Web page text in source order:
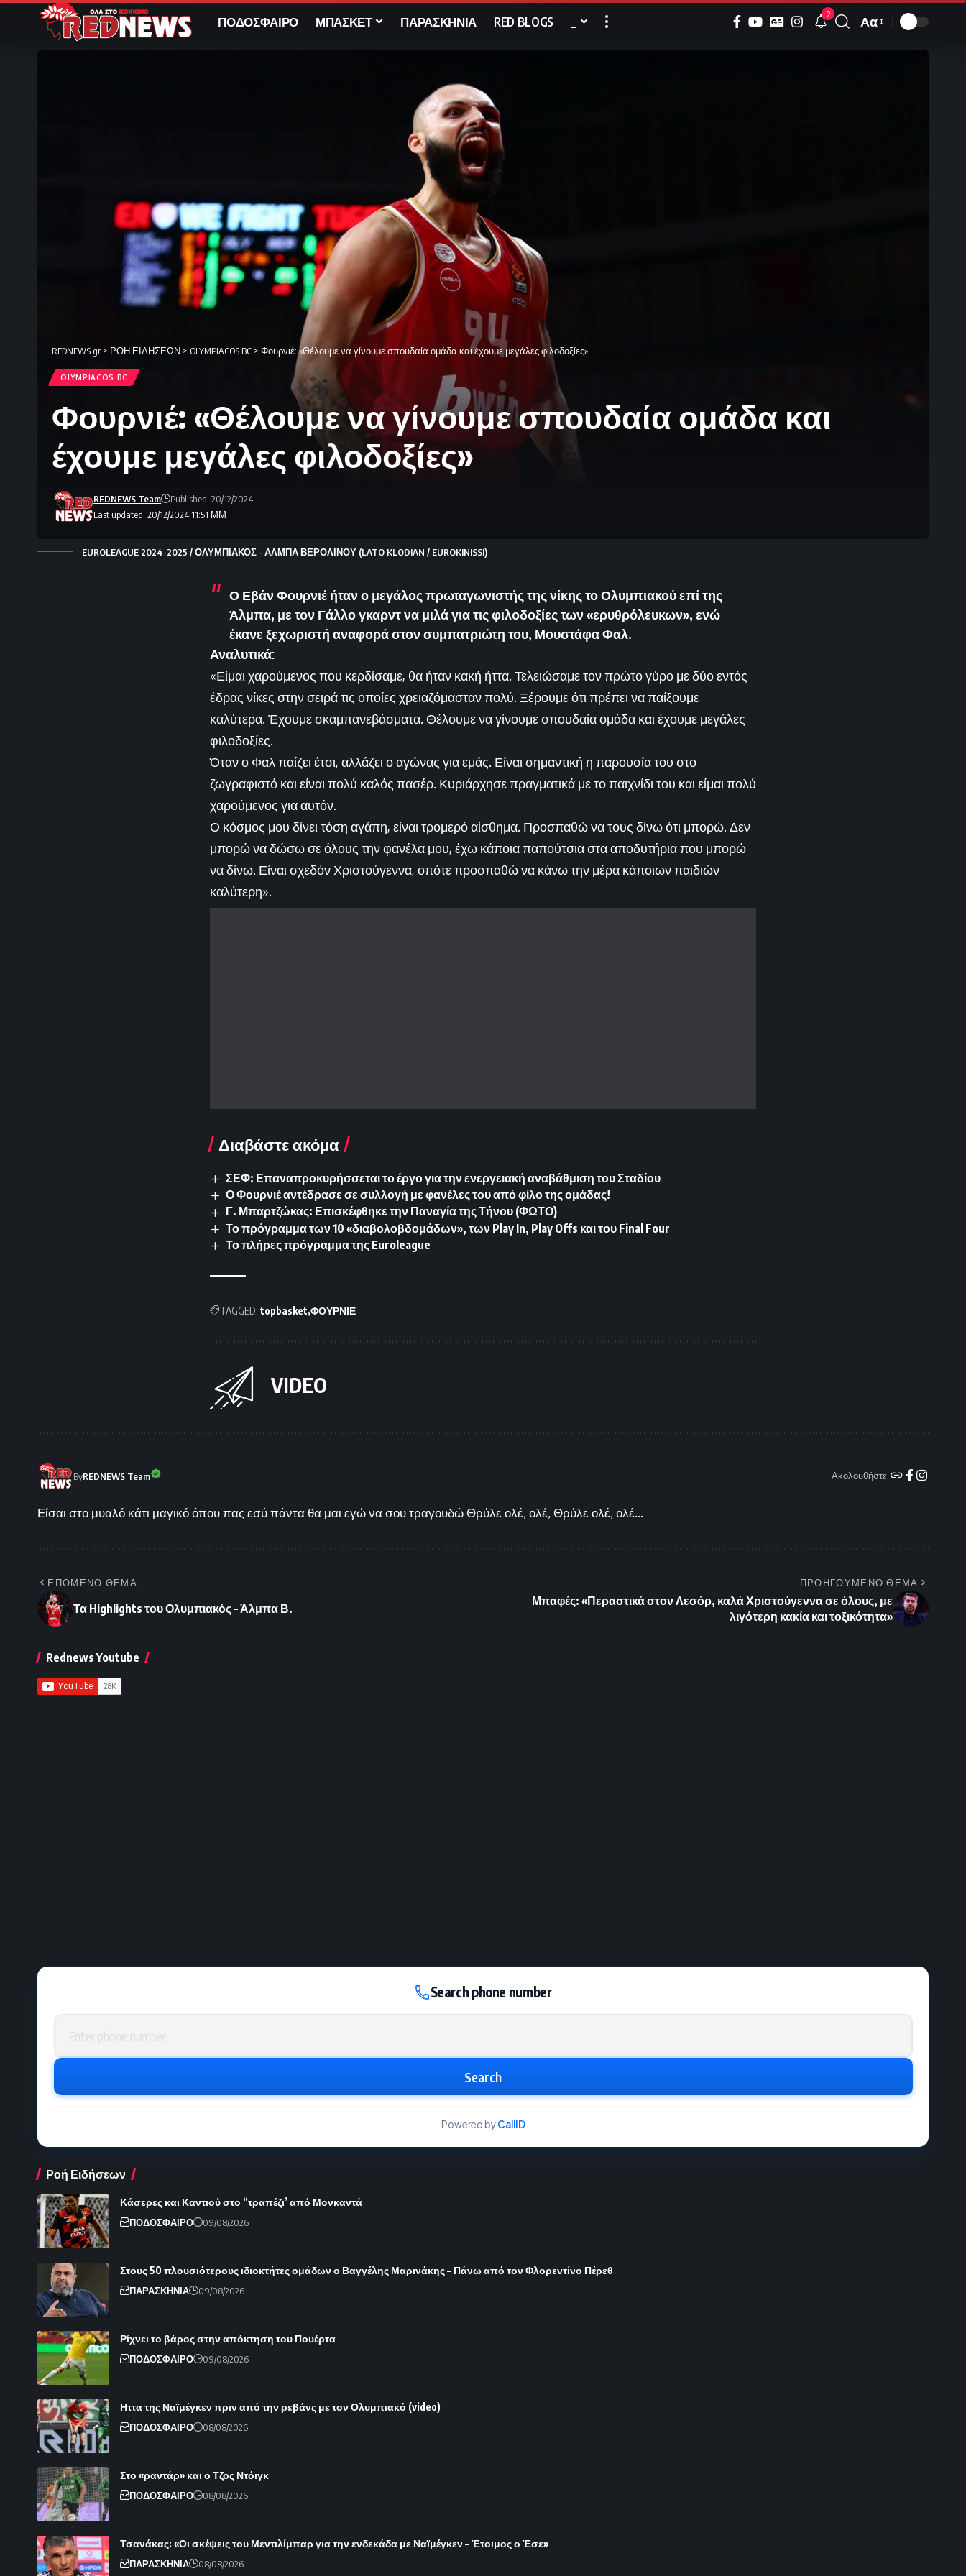
ΠΟΔΟΣΦΑΙΡΟ ΜΠΑΣΚΕΤ ΠΑΡΑΣΚΗΝΙΑ RED BLOGS 9
Font
Αα
REDNEWS.gr > ΡΟΗ ΕΙΔΗΣΕΩΝ > OLYMPIACOS BC > Φουρνιέ: «Θέλουμε να γίνουμε σπουδαία ομάδα και έχουμε μεγάλες φιλοδοξίες»
OLYMPIACOS BC
Φουρνιέ: «Θέλουμε να γίνουμε σπουδαία ομάδα και
έχουμε μεγάλες φιλοδοξίες»
Last updated: 20/12/2024 11:51 ΜΜ
REDNEWS Team Published: 20/12/2024
EUROLEAGUE 2024-2025 / ΟΛΥΜΠΙΑΚΟΣ - ΑΛΜΠΑ ΒΕΡΟΛΙΝΟΥ (LATO KLODIAN / EUROKINISSI)
Ο Εβάν Φουρνιέ ήταν ο μεγάλος πρωταγωνιστής της νίκης το Ολυμπιακού επί της
Άλμπα, με τον Γάλλο γκαρντ να μιλά για τις φιλοδοξίες των «ερυθρόλευκων», ενώ
έκανε ξεχωριστή αναφορά στον συμπατριώτη του, Μουστάφα Φαλ.
Αναλυτικά:
«Είμαι χαρούμενος που κερδίσαμε, θα ήταν κακή ήττα. Τελειώσαμε τον πρώτο γύρο με δύο εντός
έδρας νίκες στην σειρά τις οποίες χρειαζόμασταν πολύ. Ξέρουμε ότι πρέπει να παίξουμε
καλύτερα. Έχουμε σκαμπανεβάσματα. Θέλουμε να γίνουμε σπουδαία ομάδα και έχουμε μεγάλες
φιλοδοξίες.
Όταν ο Φαλ παίζει έτσι, αλλάζει ο αγώνας για εμάς. Είναι σημαντική η παρουσία του στο
ζωγραφιστό και είναι πολύ καλός πασέρ. Κυριάρχησε πραγματικά με το παιχνίδι του και είμαι πολύ
χαρούμενος για αυτόν.
Ο κόσμος μου δίνει τόση αγάπη, είναι τρομερό αίσθημα. Προσπαθώ να τους δίνω ότι μπορώ. Δεν
μπορώ να δώσω σε όλους την φανέλα μου, έχω κάποια παπούτσια στα αποδυτήρια που μπορώ
να δίνω. Είναι σχεδόν Χριστούγεννα, οπότε προσπαθώ να κάνω την μέρα κάποιων παιδιών
καλύτερη».
Διαβάστε ακόμα
ΣΕΦ: Επαναπροκυρήσσεται το έργο για την ενεργειακή αναβάθμιση του Σταδίου
Ο Φουρνιέ αντέδρασε σε συλλογή με φανέλες του από φίλο της ομάδας!
Γ. Μπαρτζώκας: Επισκέφθηκε την Παναγία της Τήνου (ΦΩΤΟ)
Το πρόγραμμα των 10 «διαβολοβδομάδων», των Play In, Play Offs και του Final Four
Το πλήρες πρόγραμμα της Euroleague
TAGGED: topbasket ΦΟΥΡΝΙΕ
VIDEO
ByREDNEWS Team Ακολουθήστε:
Είσαι στο μυαλό κάτι μαγικό όπου πας εσύ πάντα θα μαι εγώ να σου τραγουδώ Θρύλε ολέ, ολέ, Θρύλε ολέ, ολέ...
ΕΠΟΜΕΝΟ ΘΕΜΑ
Τα Highlights του Ολυμπιακός – Άλμπα Β.
ΠΡΟΗΓΟΥΜΕΝΟ ΘΕΜΑ
Μπαφές: «Περαστικά στον Λεσόρ, καλά Χριστούγεννα σε όλους, με
λιγότερη κακία και τοξικότητα»
Rednews Youtube
Search phone number
Phone number
Search
Powered byCallID
Ροή Ειδήσεων
Κάσερες και Καντιού στο “τραπέζι’ από Μονκαντά
ΠΟΔΟΣΦΑΙΡΟ 09/08/2026
Στους 50 πλουσιότερους ιδιοκτήτες ομάδων ο Βαγγέλης Μαρινάκης – Πάνω από τον Φλορεντίνο Πέρεθ
ΠΑΡΑΣΚΗΝΙΑ 09/08/2026
Ρίχνει το βάρος στην απόκτηση του Πουέρτα
ΠΟΔΟΣΦΑΙΡΟ 09/08/2026
Ηττα της Ναϊμέγκεν πριν από την ρεβάνς με τον Ολυμπιακό (video)
ΠΟΔΟΣΦΑΙΡΟ 08/08/2026
Στο «ραντάρ» και ο Τζος Ντόιγκ
ΠΟΔΟΣΦΑΙΡΟ 08/08/2026
Τσανάκας: «Οι σκέψεις του Μεντιλίμπαρ για την ενδεκάδα με Ναϊμέγκεν – Έτοιμος ο Έσε»
ΠΑΡΑΣΚΗΝΙΑ 08/08/2026